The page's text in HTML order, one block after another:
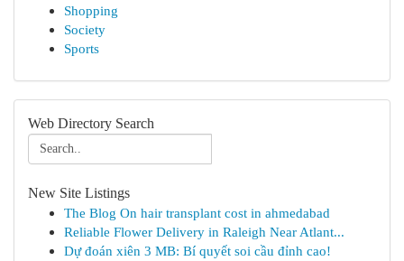
Shopping
Society
Sports
Web Directory Search
New Site Listings
The Blog On hair transplant cost in ahmedabad
Reliable Flower Delivery in Raleigh Near Atlant...
Dự đoán xiên 3 MB: Bí quyết soi cầu đỉnh cao!